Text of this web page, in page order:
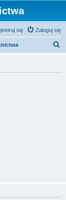
Zaloguj się
się